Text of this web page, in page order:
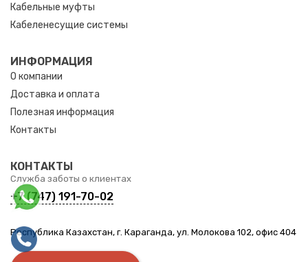
Кабельные муфты
Кабеленесущие системы
ИНФОРМАЦИЯ
О компании
Доставка и оплата
Полезная информация
Контакты
КОНТАКТЫ
Служба заботы о клиентах
+7 (747) 191-70-02
Республика Казахстан, г. Караганда, ул. Молокова 102, офис 404